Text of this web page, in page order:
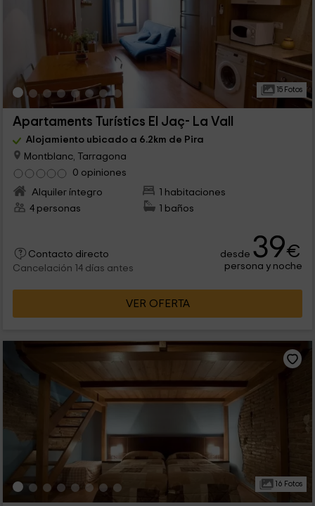
15 Fotos
Apartaments Turístics El Jaç- La Vall
Alojamiento ubicado a 6.2km de Pira
Montblanc, Tarragona
0 opiniones
Alquiler íntegro
1 habitaciones
4 personas
1 baños
Contacto directo
Cancelación 14 días antes
desde 39€
persona y noche
VER OFERTA
16 Fotos